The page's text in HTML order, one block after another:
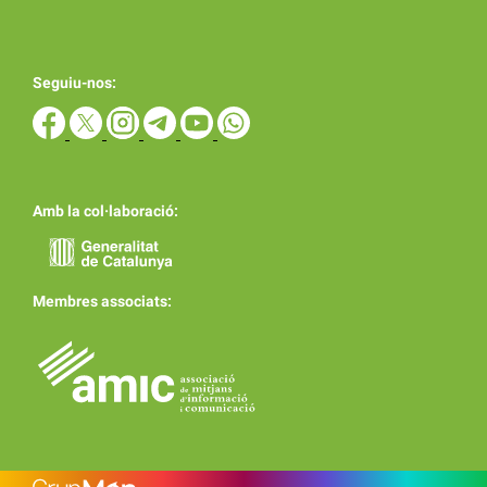
Seguiu-nos:
Amb la col·laboració:
Membres associats: